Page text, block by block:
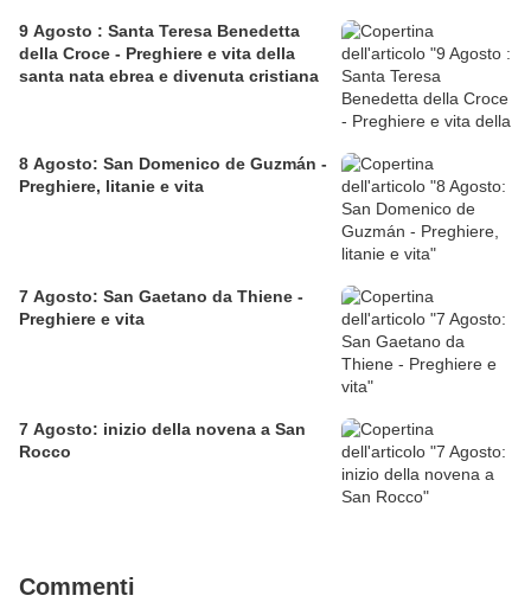
9 Agosto : Santa Teresa Benedetta
della Croce - Preghiere e vita della
santa nata ebrea e divenuta cristiana
8 Agosto: San Domenico de Guzmán -
Preghiere, litanie e vita
7 Agosto: San Gaetano da Thiene -
Preghiere e vita
7 Agosto: inizio della novena a San
Rocco
Commenti